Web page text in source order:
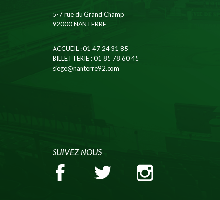
5-7 rue du Grand Champ
92000 NANTERRE
ACCUEIL: 01 47 24 31 85
BILLETTERIE: 01 85 78 60 45
siege@nanterre92.com
SUIVEZ NOUS